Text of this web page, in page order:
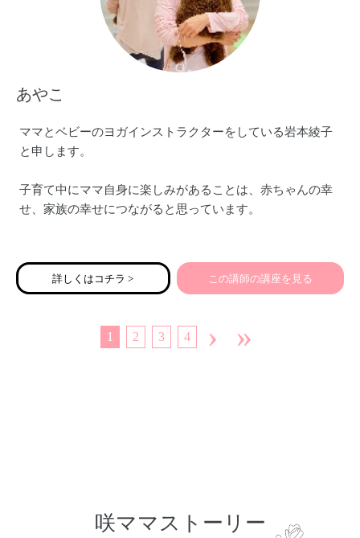
あやこ
ママとベビーのヨガインストラクターをしている岩本綾子
と申します。
子育て中にママ自身に楽しみがあることは、赤ちゃんの幸
せ、家族の幸せにつながると思っています。
定になりがちなココロ。
りかたまっているカラダ。
詳しくはコチラ > この講師の講座を見る
1 2 3 4 › »
咲ママストーリー